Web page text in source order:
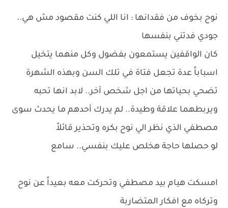
نوح بخوف من فقدانها : انا اللي كنت مقصود مش هي..
جودي فدتني بنفسها
كان الواقفين يستمعون بفضول وكل منهما يتخيل
اسباباً عدة تجعل فتاة في تلك السن وبهذه الشهرة
تضحي بحياتها من اجل شخص أخر.. لابد انها تحبه
ويربطهما علاقة وطيدة.. لم يدرك أحدهم ما يحدث سوى
مصطفي الذي نظر الي نوح بكره وتحذير قائلاً
لو حصلها حاجة هخلص عليك بنفسي.. سامع
امسكت هيام بيد مصطفي وتحركت معه بعيداً عن نوح
وتركاه مع افكار المتضاربة